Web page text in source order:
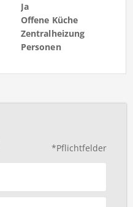
Ja
Offene Küche
Zentralheizung
Personen
*Pflichtfelder